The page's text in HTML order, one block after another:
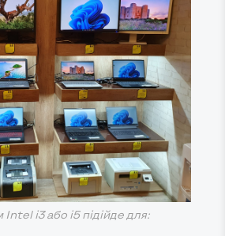
i3 або i5 підійде для: